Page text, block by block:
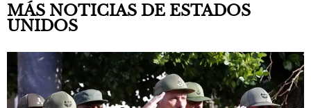
MÁS NOTICIAS DE ESTADOS
UNIDOS